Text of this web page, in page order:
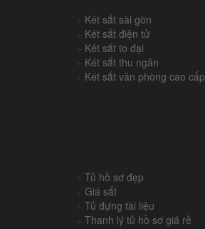
Két sắt sài gòn
Két sắt điện tử
Két sắt to đại
Két sắt thu ngân
Két sắt văn phòng cao cấp
Tủ hồ sơ đẹp
Giá sắt
Tủ đựng tài liệu
Thanh lý tủ hồ sơ giá rẻ